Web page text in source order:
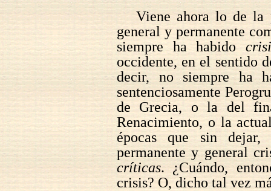
Viene ahora lo de la
general y permanente
siempre ha habido
occidente, en el sentido
decir, no siempre ha
sentenciosamente
de Grecia, o la del
Renacimiento, o la
épocas que sin
permanente y general
críticas. ¿Cuándo,
crisis? O, dicho tal vez